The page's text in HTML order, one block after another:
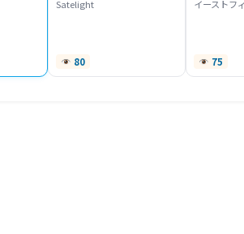
Satelight
80
イーストフ
75